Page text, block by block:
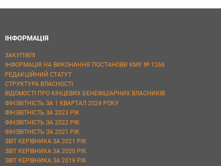
ІНФОРМАЦІЯ
ЗАКУПІВЛІ
ІНФОРМАЦІЯ НА ВИКОНАННЯ ПОСТАНОВИ КМУ № 1266
РЕДАКЦІЙНИЙ СТАТУТ
СТРУКТУРА ВЛАСНОСТІ
ВІДОМОСТІ ПРО КІНЦЕВИХ БЕНЕФІЦІАРНИХ ВЛАСНИКІВ
ФІНЗВІТНІСТЬ ЗА 1 КВАРТАЛ 2024 РОКУ
ФІНЗВІТНІСТЬ ЗА 2023 РІК
ФІНЗВІТНІСТЬ ЗА 2022 РІК
ФІНЗВІТНІСТЬ ЗА 2021 РІК
ЗВІТ КЕРІВНИКА ЗА 2021 РІК
ЗВІТ КЕРІВНИКА ЗА 2020 РІК
ЗВІТ КЕРІВНИКА ЗА 2019 РІК